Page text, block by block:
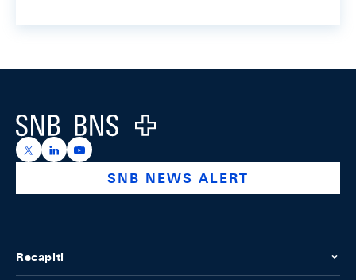
Logo
https://x.com/snb_bns
https://ch.linkedin.com/company/swiss-national-
https://www.youtube.com/@swissnationalbank
SNB NEWS ALERT
Recapiti